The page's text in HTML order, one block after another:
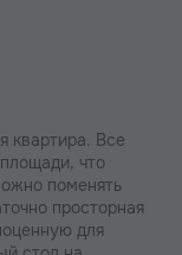
квартира. Все
что
поменять
просторная
для